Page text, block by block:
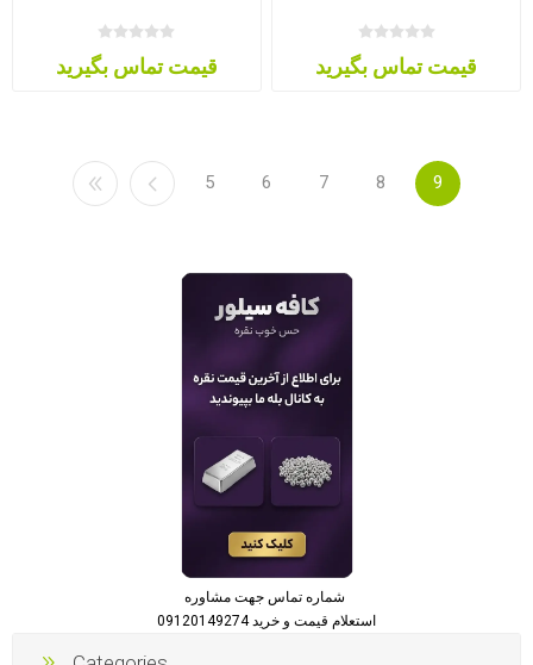
قیمت تماس بگیرید قیمت تماس بگیرید
5 6 7 8 9
استعلام قیمت و خرید 09120149274